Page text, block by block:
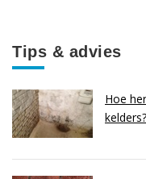
Tips & advies
Hoe
kelders?